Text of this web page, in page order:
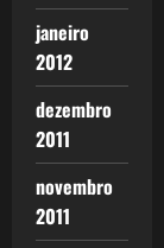
janeiro
2012
dezembro
2011
novembro
2011